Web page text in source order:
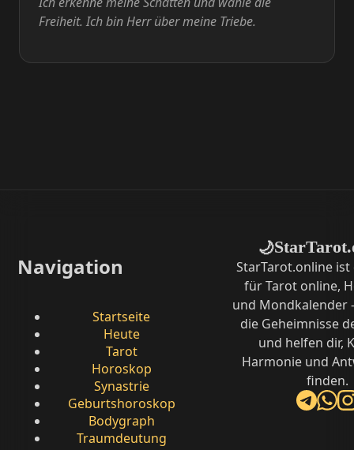
Freiheit. Ich bin Herr über meine Triebe.
Navigation
Startseite
Heute
Tarot
Horoskop
Synastrie
Geburtshoroskop
Bodygraph
Traumdeutung
🌙
StarTarot.online
für Tarot online,
und Mondkalender
die Geheimnisse
und helfen dir,
Harmonie und
finden.